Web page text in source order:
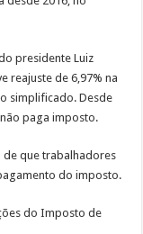
presidente Luiz
reajuste de 6,97% na
simplificado. Desde
paga imposto.
de que trabalhadores
do imposto.
do Imposto de